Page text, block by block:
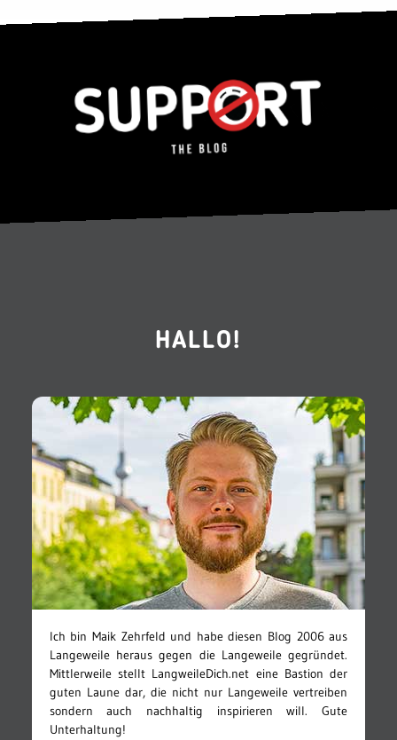
HALLO!
Ich bin Maik Zehrfeld und habe diesen Blog 2006 aus
Langeweile heraus gegen die Langeweile gegründet.
Mittlerweile stellt LangweileDich.net eine Bastion der
guten Laune dar, die nicht nur Langeweile vertreiben
sondern auch nachhaltig inspirieren will. Gute
Unterhaltung!